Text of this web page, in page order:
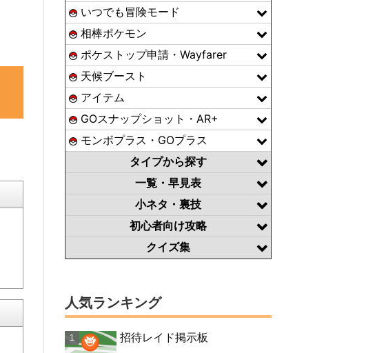
いつでも冒険モード
相棒ポケモン
ポケストップ申請・Wayfarer
天候ブースト
アイテム
GOスナップショット・AR+
モンボプラス・GOプラス
タイプから探す
一覧・早見表
小ネタ・裏技
初心者向け攻略
クイズ集
人気ランキング
招待レイド掲示板